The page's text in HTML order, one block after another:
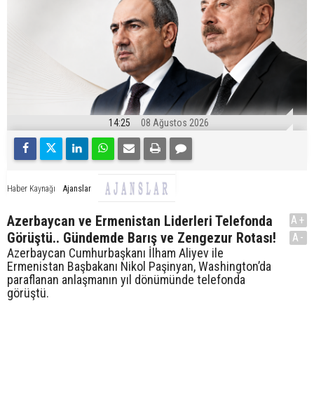
14:25 08 Ağustos 2026
Haber Kaynağı Ajanslar
Azerbaycan ve Ermenistan Liderleri Telefonda
Görüştü.. Gündemde Barış ve Zengezur Rotası!
Azerbaycan Cumhurbaşkanı İlham Aliyev ile
Ermenistan Başbakanı Nikol Paşinyan, Washington’da
paraflanan anlaşmanın yıl dönümünde telefonda
görüştü.
A+
A-